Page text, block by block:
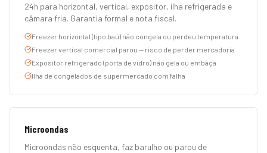
24h para horizontal, vertical, expositor, ilha refrigerada e
câmara fria. Garantia formal e nota fiscal.
Freezer horizontal (tipo baú) não congela ou perdeu temperatura
Freezer vertical comercial parou — risco de perder mercadoria
Expositor refrigerado (porta de vidro) não gela ou embaça
Ilha de congelados de supermercado com falha
Microondas
Microondas não esquenta, faz barulho ou parou de